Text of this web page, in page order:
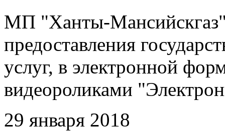
МП "Ханты-Мансийскгаз"
предоставления
услуг, в электронной
видеороликами
29 января 2018